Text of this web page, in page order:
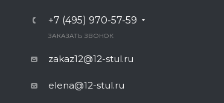
+7 (495) 970-57-59
ЗАКАЗАТЬ ЗВОНОК
zakaz12@12-stul.ru
elena@12-stul.ru